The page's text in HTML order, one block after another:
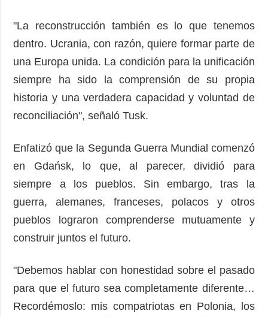
"La reconstrucción también es lo que tenemos
dentro. Ucrania, con razón, quiere formar parte de
una Europa unida. La condición para la unificación
siempre ha sido la comprensión de su propia
historia y una verdadera capacidad y voluntad de
reconciliación", señaló Tusk.
Enfatizó que la Segunda Guerra Mundial comenzó
en Gdańsk, lo que, al parecer, dividió para
siempre a los pueblos. Sin embargo, tras la
guerra, alemanes, franceses, polacos y otros
pueblos lograron comprenderse mutuamente y
construir juntos el futuro.
"Debemos hablar con honestidad sobre el pasado
para que el futuro sea completamente diferente…
Recordémoslo: mis compatriotas en Polonia, los